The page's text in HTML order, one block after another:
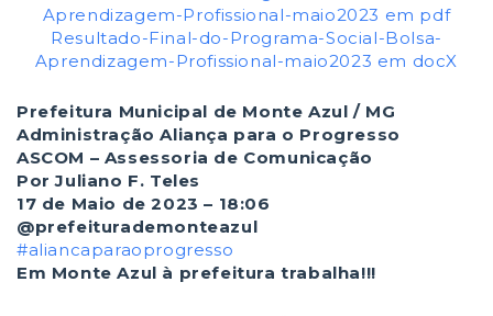
Aprendizagem-Profissional-maio2023 em pdf
Resultado-Final-do-Programa-Social-Bolsa-
Aprendizagem-Profissional-maio2023 em docX
Prefeitura Municipal de Monte Azul / MG
Administração Aliança para o Progresso
ASCOM – Assessoria de Comunicação
Por Juliano F. Teles
17 de Maio de 2023 – 18:06
@prefeiturademonteazul
#aliancaparaoprogresso
Em Monte Azul à prefeitura trabalha!!!